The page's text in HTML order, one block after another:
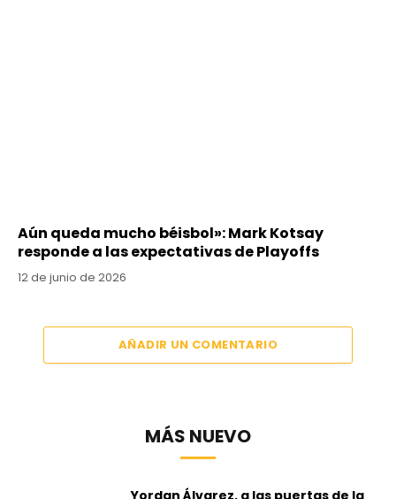
Aún queda mucho béisbol»: Mark Kotsay
responde a las expectativas de Playoffs
12 de junio de 2026
AÑADIR UN COMENTARIO
MÁS NUEVO
Yordan Álvarez, a las puertas de la